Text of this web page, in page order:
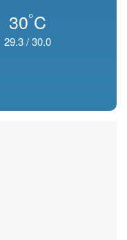
30°C
29.3/30.0